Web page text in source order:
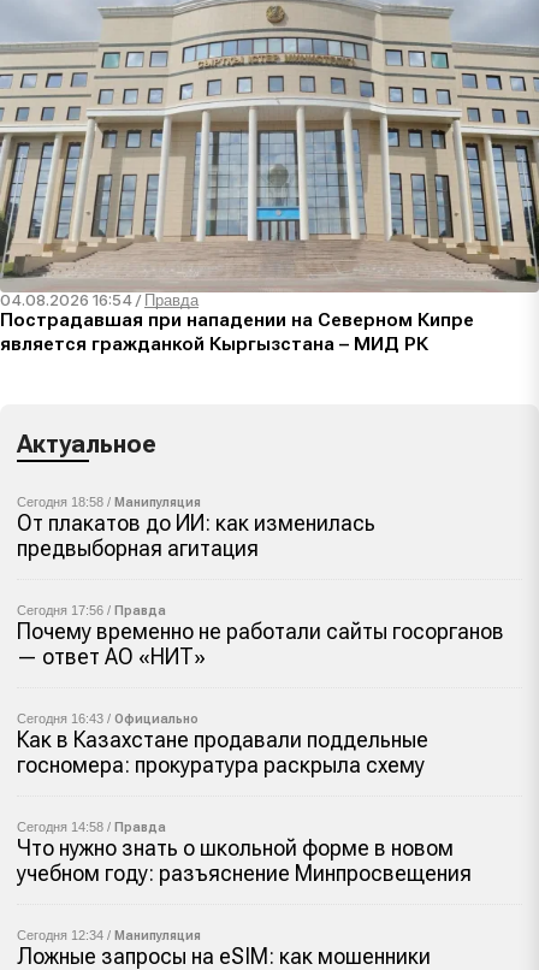
04.08.2026 16:54 / Правда
Пострадавшая при нападении на Северном Кипре
является гражданкой Кыргызстана – МИД РК
Актуальное
Сегодня 18:58 / Манипуляция
От плакатов до ИИ: как изменилась
предвыборная агитация
Сегодня 17:56 / Правда
Почему временно не работали сайты госорганов
— ответ АО «НИТ»
Сегодня 16:43 / Официально
Как в Казахстане продавали поддельные
госномера: прокуратура раскрыла схему
Сегодня 14:58 / Правда
Что нужно знать о школьной форме в новом
учебном году: разъяснение Минпросвещения
Сегодня 12:34 / Манипуляция
Ложные запросы на eSIM: как мошенники